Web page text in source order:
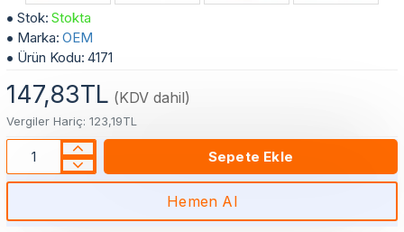
Stok: Stokta
Marka: OEM
Ürün Kodu: 4171
147,83TL (KDV dahil)
Vergiler Hariç: 123,19TL
Sepete Ekle
Hemen Al